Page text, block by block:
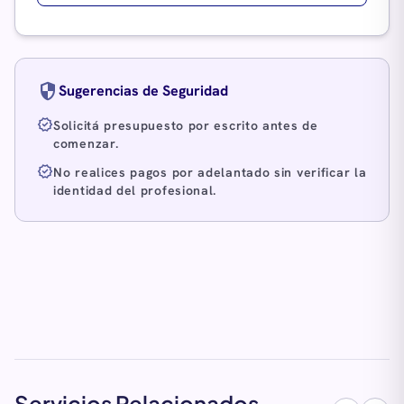
securitySugerencias de Seguridad
verifiedSolicitá presupuesto por escrito antes de
comenzar.
verifiedNo realices pagos por adelantado sin verificar la
identidad del profesional.